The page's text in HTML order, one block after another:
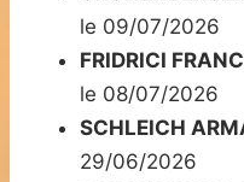
le 09/07/2026
FRIDRICI
le 08/07/2026
SCHLEICH
29/06/2026